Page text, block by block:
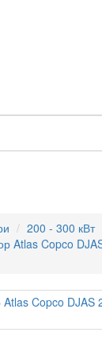
200 - 300 кВт
Atlas Copco